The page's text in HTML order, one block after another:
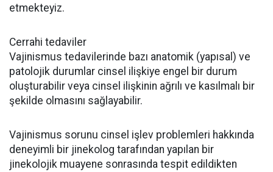
etmekteyiz.
Cerrahi tedaviler
Vajinismus tedavilerinde bazı anatomik (yapısal) ve
patolojik durumlar cinsel ilişkiye engel bir durum
oluşturabilir veya cinsel ilişkinin ağrılı ve kasılmalı bir
şekilde olmasını sağlayabilir.
Vajinismus sorunu cinsel işlev problemleri hakkında
deneyimli bir jinekolog tarafından yapılan bir
jinekolojik muayene sonrasında tespit edildikten